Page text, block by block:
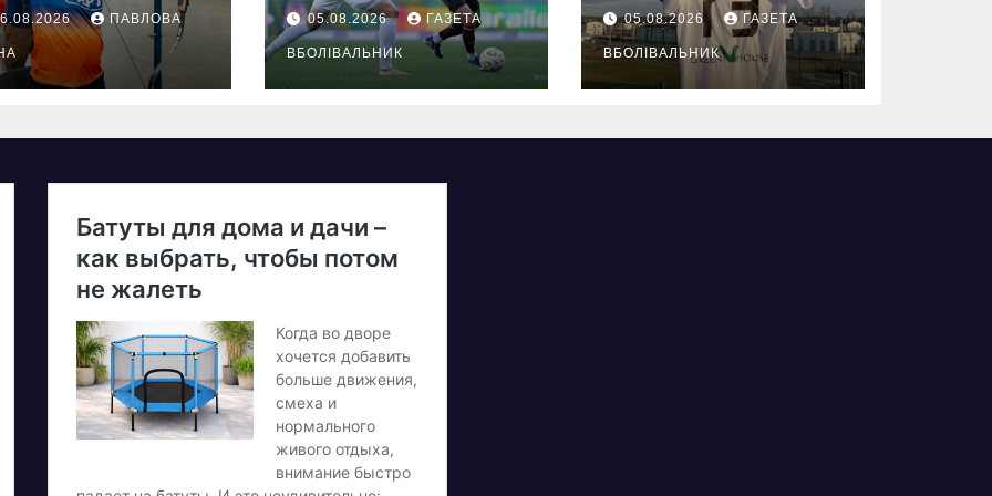
ГАРТ
– як
ПАВЛОВА 05.08.2026 ГАЗЕТА
ВБОЛІВАЛЬНИК
05.08.2026 ГАЗЕТА
ВБОЛІВАЛЬНИК